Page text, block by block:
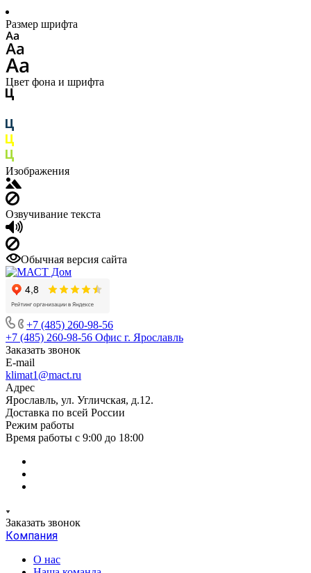
Размер шрифта
Цвет фона и шрифта
Изображения
Озвучивание текста
Обычная версия сайта
+7 (485) 260-98-56
+7 (485) 260-98-56 Офис г. Ярославль
Заказать звонок
E-mail
klimat1@mact.ru
Адрес
Ярославль, ул. Угличская, д.12.
Доставка по всей России
Режим работы
Время работы с 9:00 до 18:00
Заказать звонок
Компания
О нас